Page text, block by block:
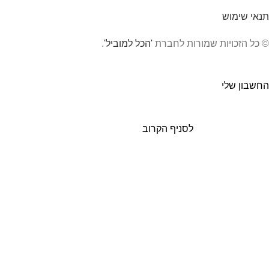
תנאי שימוש
© כל הזכויות שמורות לחברת 'הכל למוביל'.
החשבון שלי
לסניף הקרוב